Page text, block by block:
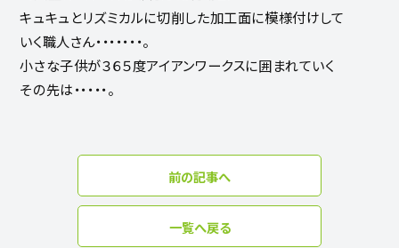
キュキュとリズミカルに切削した加工面に模様付けして
いく職人さん・・・・・・・。
小さな子供が３６５度アイアンワークスに囲まれていく
その先は・・・・・。
前の記事へ
一覧へ戻る